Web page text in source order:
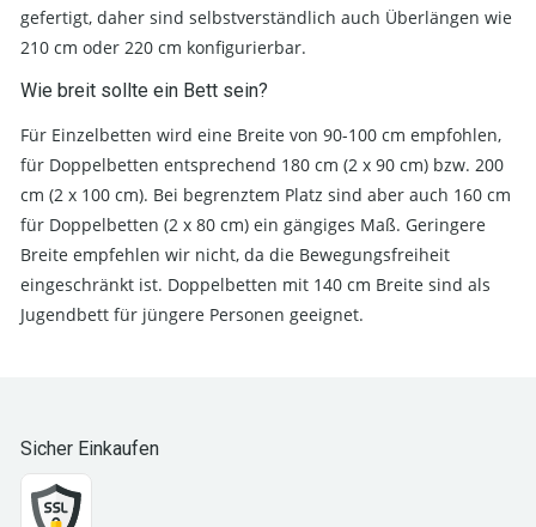
gefertigt, daher sind selbstverständlich auch Überlängen wie
210 cm oder 220 cm konfigurierbar.
Wie breit sollte ein Bett sein?
Für Einzelbetten wird eine Breite von 90-100 cm empfohlen,
für Doppelbetten entsprechend 180 cm (2 x 90 cm) bzw. 200
cm (2 x 100 cm). Bei begrenztem Platz sind aber auch 160 cm
für Doppelbetten (2 x 80 cm) ein gängiges Maß. Geringere
Breite empfehlen wir nicht, da die Bewegungsfreiheit
eingeschränkt ist. Doppelbetten mit 140 cm Breite sind als
Jugendbett für jüngere Personen geeignet.
Sicher Einkaufen